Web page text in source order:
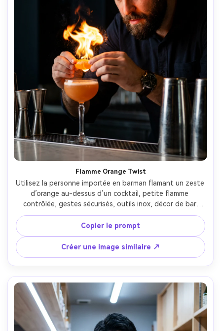
Flamme Orange Twist
Utilisez la personne importée en barman flamant un zeste
d’orange au-dessus d’un cocktail, petite flamme
contrôlée, gestes sécurisés, outils inox, décor de bar
sombre moderne, lumière clair-obscur spectaculaire, Nikon
Z8 85mm, précision des détails, lueur réaliste sur le
visage, portrait éditorial en action --ar 4:5
Copier le prompt
Créer une image similaire ↗